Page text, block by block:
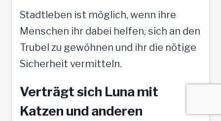
Stadtleben ist möglich, wenn ihre
Menschen ihr dabei helfen, sich an den
Trubel zu gewöhnen und ihr die nötige
Sicherheit vermitteln.
Verträgt sich Luna mit
Katzen und anderen